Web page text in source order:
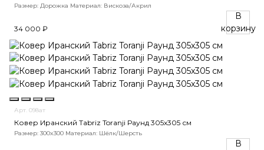
Размер: Дорожка Материал: Вискоза/Акрил
34 000 ₽
В
корзину
Арт. 098ат
Ковер Иранский Tabriz Toranji Раунд 305x305 см
Размер: 300x300 Материал: Шёлк/Шерсть
В